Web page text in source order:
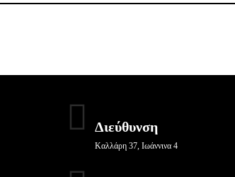
Διεύθυνση
Καλλάρη 37, Ιωάννινα 4